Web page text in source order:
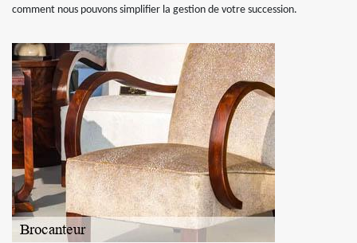
comment nous pouvons simplifier la gestion de votre succession.